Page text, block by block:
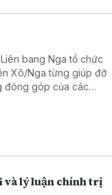
bang Nga tổ chức
Xô/Nga từng giúp đỡ
đóng góp của các
và lý luận chính trị